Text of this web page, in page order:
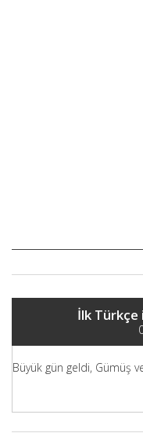
İlk Türkçe
Büyük gün geldi, Gümüş